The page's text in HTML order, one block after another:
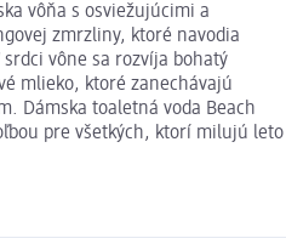
vôňa s osviežujúcimi a
zmrzliny, ktoré navodia
vône sa rozvíja bohatý
mlieko, ktoré zanechávajú
Dámska toaletná voda Beach
pre všetkých, ktorí milujú leto